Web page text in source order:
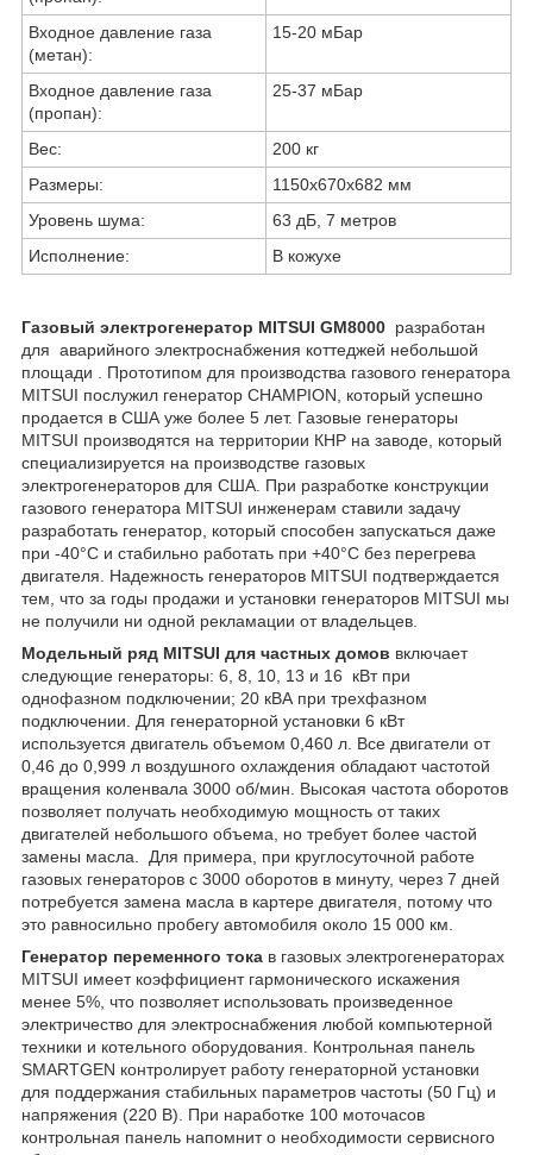
Входное давление газа
(метан):
15-20 мБар
Входное давление газа
(пропан):
25-37 мБар
Вес:
200 кг
Размеры:
1150x670x682 мм
Уровень шума:
63 дБ, 7 метров
Исполнение:
В кожухе
Газовый электрогенератор MITSUI GM8000 разработан
для аварийного электроснабжения коттеджей небольшой
площади . Прототипом для производства газового генератора
MITSUI послужил генератор CHAMPION, который успешно
продается в США уже более 5 лет. Газовые генераторы
MITSUI производятся на территории КНР на заводе, который
специализируется на производстве газовых
электрогенераторов для США. При разработке конструкции
газового генератора MITSUI инженерам ставили задачу
разработать генератор, который способен запускаться даже
при -40°С и стабильно работать при +40°С без перегрева
двигателя. Надежность генераторов MITSUI подтверждается
тем, что за годы продажи и установки генераторов MITSUI мы
не получили ни одной рекламации от владельцев.
Модельный ряд MITSUI для частных домов включает
следующие генераторы: 6, 8, 10, 13 и 16 кВт при
однофазном подключении; 20 кВА при трехфазном
подключении. Для генераторной установки 6 кВт
используется двигатель объемом 0,460 л. Все двигатели от
0,46 до 0,999 л воздушного охлаждения обладают частотой
вращения коленвала 3000 об/мин. Высокая частота оборотов
позволяет получать необходимую мощность от таких
двигателей небольшого объема, но требует более частой
замены масла. Для примера, при круглосуточной работе
газовых генераторов с 3000 оборотов в минуту, через 7 дней
потребуется замена масла в картере двигателя, потому что
это равносильно пробегу автомобиля около 15 000 км.
Генератор переменного тока в газовых электрогенераторах
MITSUI имеет коэффициент гармонического искажения
менее 5%, что позволяет использовать произведенное
электричество для электроснабжения любой компьютерной
техники и котельного оборудования. Контрольная панель
SMARTGEN контролирует работу генераторной установки
для поддержания стабильных параметров частоты (50 Гц) и
напряжения (220 В). При наработке 100 моточасов
контрольная панель напомнит о необходимости сервисного